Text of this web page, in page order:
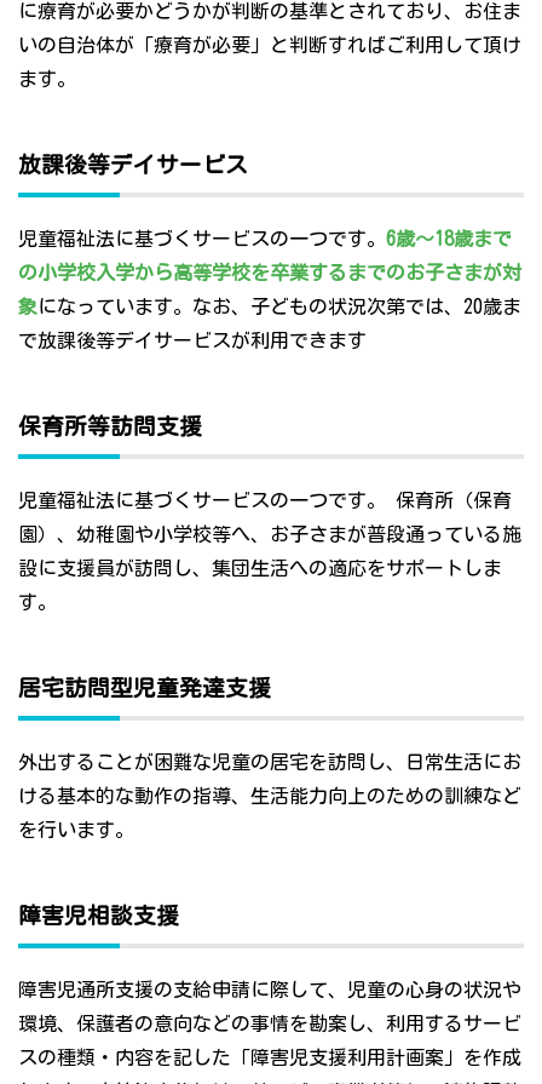
に療育が必要かどうかが判断の基準とされており、お住ま
いの自治体が「療育が必要」と判断すればご利用して頂け
ます。
放課後等デイサービス
児童福祉法に基づくサービスの一つです。 6歳～18歳まで
の小学校入学から高等学校を卒業するまでのお子さまが対
象になっています。なお、子どもの状況次第では、20歳ま
で放課後等デイサービスが利用できます
保育所等訪問支援
児童福祉法に基づくサービスの一つです。 保育所（保育
園）、幼稚園や小学校等へ、お子さまが普段通っている施
設に支援員が訪問し、集団生活への適応をサポートしま
す。
居宅訪問型児童発達支援
外出することが困難な児童の居宅を訪問し、日常生活にお
ける基本的な動作の指導、生活能力向上のための訓練など
を行います。
障害児相談支援
障害児通所支援の支給申請に際して、児童の心身の状況や
環境、保護者の意向などの事情を勘案し、利用するサービ
スの種類・内容を記した「障害児支援利用計画案」を作成